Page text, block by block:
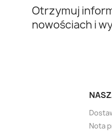
Otrzymuj
nowościach i
Nota